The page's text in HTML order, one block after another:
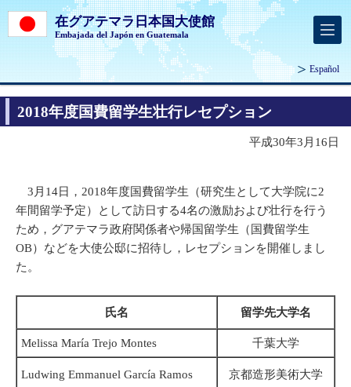
在グアテマラ日本国大使館
Embajada del Japón en Guatemala
Español
2018年度国費留学生壮行レセプション
平成30年3月16日
3月14日，2018年度国費留学生（研究生として大学院に2
年間留学予定）として訪日する4名の激励および壮行を行う
ため，グアテマラ政府関係者や帰国留学生（国費留学生
OB）などを大使公邸に招待し，レセプションを開催しまし
た。
氏名 留学先大学名
Melissa María Trejo Montes 千葉大学
Ludwing Emmanuel García Ramos 京都造形美術大学